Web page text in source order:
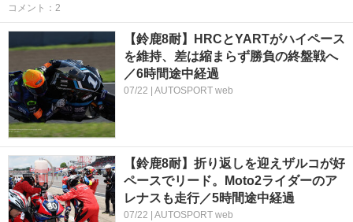
コメント：2
【鈴鹿8耐】HRCとYARTがハイペース
を維持、差は縮まらず勝負の終盤戦へ
／6時間途中経過
07/22 | AUTOSPORT web
【鈴鹿8耐】折り返しを迎えザルコが好
ペースでリード。Moto2ライダーのア
レナスも走行／5時間途中経過
07/22 | AUTOSPORT web